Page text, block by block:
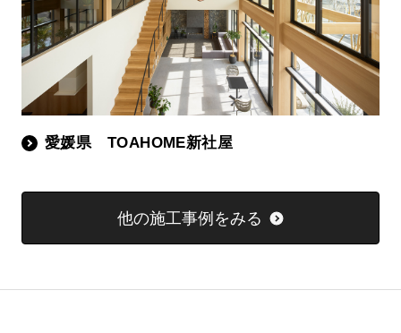
愛媛県 TOAHOME新社屋
他の施工事例をみる